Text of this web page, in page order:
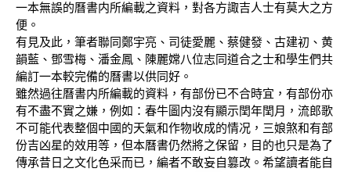
一本無誤的曆書内所編載之資料，對各方諏吉人士有莫大之方
便。
有見及此，筆者聯同鄭宇亮、司徒愛麗、蔡健發、古建初、黄
韻藍、鄧雪梅、潘金鳳、陳麗嫦八位志同道合之士和學生們共
編訂一本較完備的曆書以供同好。
雖然過往曆書内所編載的資料，有部份已不合時宜，有部份亦
有不盡不實之嫌，例如：春牛圖内沒有顯示閏年閏月，流郎歌
不可能代表整個中國的天氣和作物收成的情况，三娘煞和有部
份吉凶星的效用等，但本曆書仍然將之保留，目的也只是為了
傳承昔日之文化色采而已，編者不敢妄自篡改。希望讀者能自